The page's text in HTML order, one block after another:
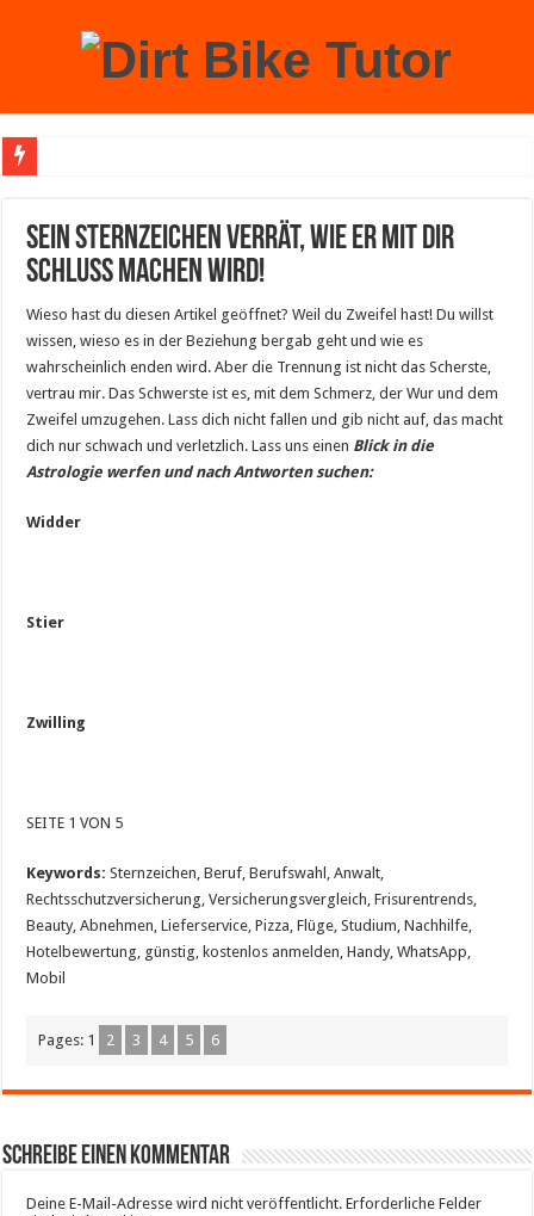
Sein Sternzeichen verrät, wie er mit dir
Schluss machen wird!
Wieso hast du diesen Artikel geöffnet? Weil du Zweifel hast! Du willst
wissen, wieso es in der Beziehung bergab geht und wie es
wahrscheinlich enden wird. Aber die Trennung ist nicht das Scherste,
vertrau mir. Das Schwerste ist es, mit dem Schmerz, der Wur und dem
Zweifel umzugehen. Lass dich nicht fallen und gib nicht auf, das macht
dich nur schwach und verletzlich. Lass uns einen Blick in die
Astrologie werfen und nach Antworten suchen:
Widder
Stier
Zwilling
SEITE 1 VON 5
Keywords: Sternzeichen, Beruf, Berufswahl, Anwalt,
Rechtsschutzversicherung, Versicherungsvergleich, Frisurentrends,
Beauty, Abnehmen, Lieferservice, Pizza, Flüge, Studium, Nachhilfe,
Hotelbewertung, günstig, kostenlos anmelden, Handy, WhatsApp,
Mobil
Pages: 1 2 3 4 5 6
Schreibe einen Kommentar
Deine E-Mail-Adresse wird nicht veröffentlicht. Erforderliche Felder